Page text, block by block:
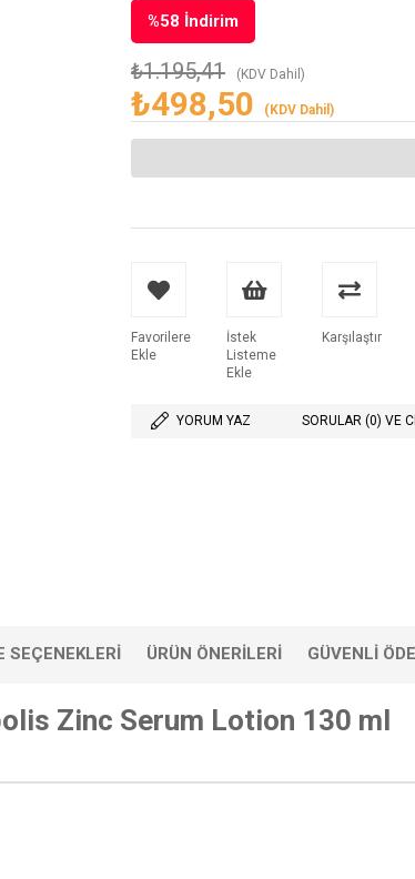
%58 İndirim
₺1.195,41 (KDV Dahil)
₺498,50 (KDV Dahil)
Favorilere
Ekle
İstek
Listeme
Ekle
Karşılaştır
YORUM YAZ SORULAR (0) VE
SEÇENEKLERI ÜRÜN ÖNERILERI GÜVENLI
Zinc Serum Lotion 130 ml